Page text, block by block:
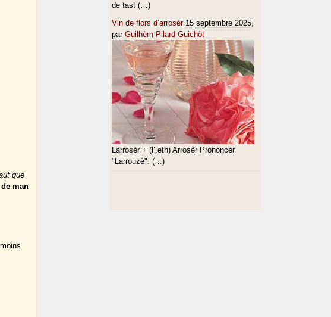
que
man
de tast (…)
Vin de flors d’arrosèr 15 septembre 2025,
par Guilhèm Pilard Guichòt
Larrosèr + (l’,eth) Arrosèr Prononcer
"Larrouzè". (…)